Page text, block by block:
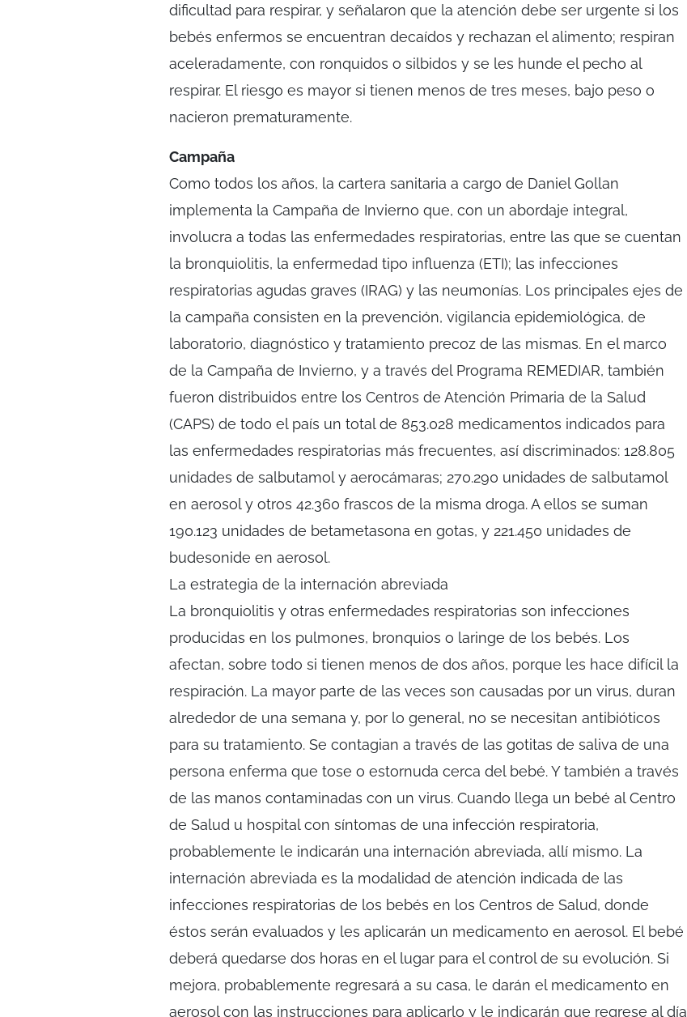
dificultad para respirar, y señalaron que la atención debe ser urgente si los
bebés enfermos se encuentran decaídos y rechazan el alimento; respiran
aceleradamente, con ronquidos o silbidos y se les hunde el pecho al
respirar. El riesgo es mayor si tienen menos de tres meses, bajo peso o
nacieron prematuramente.
Campaña
Como todos los años, la cartera sanitaria a cargo de Daniel Gollan
implementa la Campaña de Invierno que, con un abordaje integral,
involucra a todas las enfermedades respiratorias, entre las que se cuentan
la bronquiolitis, la enfermedad tipo influenza (ETI); las infecciones
respiratorias agudas graves (IRAG) y las neumonías. Los principales ejes de
la campaña consisten en la prevención, vigilancia epidemiológica, de
laboratorio, diagnóstico y tratamiento precoz de las mismas. En el marco
de la Campaña de Invierno, y a través del Programa REMEDIAR, también
fueron distribuidos entre los Centros de Atención Primaria de la Salud
(CAPS) de todo el país un total de 853.028 medicamentos indicados para
las enfermedades respiratorias más frecuentes, así discriminados: 128.805
unidades de salbutamol y aerocámaras; 270.290 unidades de salbutamol
en aerosol y otros 42.360 frascos de la misma droga. A ellos se suman
190.123 unidades de betametasona en gotas, y 221.450 unidades de
budesonide en aerosol.
La estrategia de la internación abreviada
La bronquiolitis y otras enfermedades respiratorias son infecciones
producidas en los pulmones, bronquios o laringe de los bebés. Los
afectan, sobre todo si tienen menos de dos años, porque les hace difícil la
respiración. La mayor parte de las veces son causadas por un virus, duran
alrededor de una semana y, por lo general, no se necesitan antibióticos
para su tratamiento. Se contagian a través de las gotitas de saliva de una
persona enferma que tose o estornuda cerca del bebé. Y también a través
de las manos contaminadas con un virus. Cuando llega un bebé al Centro
de Salud u hospital con síntomas de una infección respiratoria,
probablemente le indicarán una internación abreviada, allí mismo. La
internación abreviada es la modalidad de atención indicada de las
infecciones respiratorias de los bebés en los Centros de Salud, donde
éstos serán evaluados y les aplicarán un medicamento en aerosol. El bebé
deberá quedarse dos horas en el lugar para el control de su evolución. Si
mejora, probablemente regresará a su casa, le darán el medicamento en
aerosol con las instrucciones para aplicarlo y le indicarán que regrese al día